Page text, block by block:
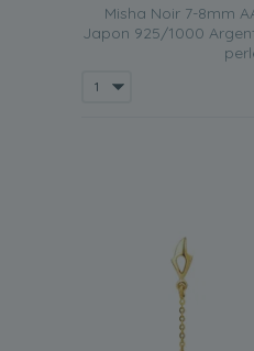
Misha Noir 7-8mm
Japon 925/1000